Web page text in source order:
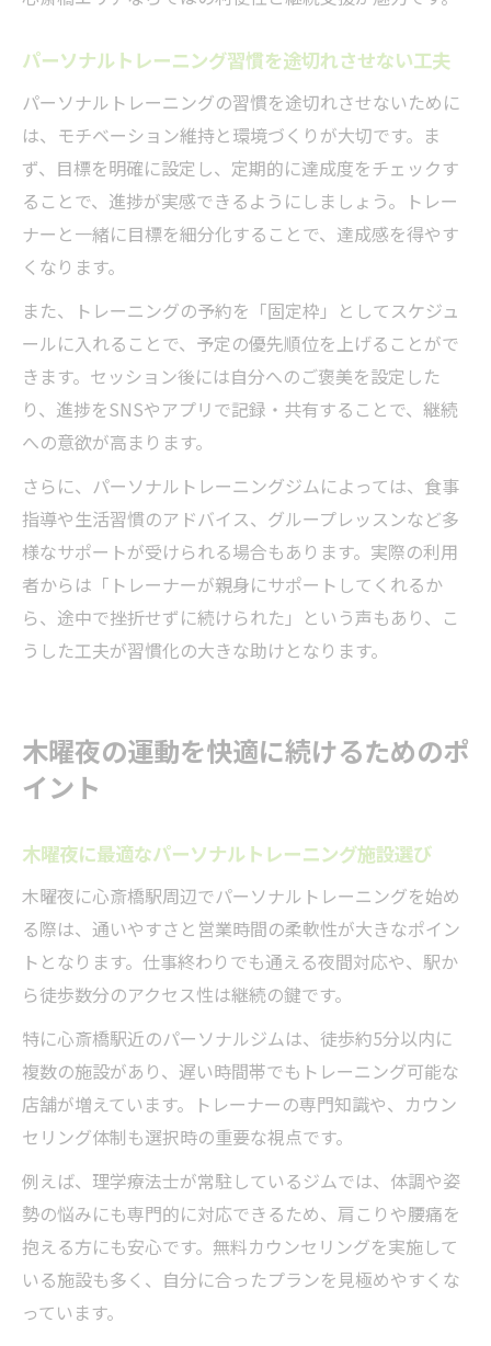
パーソナルトレーニング習慣を途切れさせない工夫
パーソナルトレーニングの習慣を途切れさせないために
は、モチベーション維持と環境づくりが大切です。ま
ず、目標を明確に設定し、定期的に達成度をチェックす
ることで、進捗が実感できるようにしましょう。トレー
ナーと一緒に目標を細分化することで、達成感を得やす
くなります。
また、トレーニングの予約を「固定枠」としてスケジュ
ールに入れることで、予定の優先順位を上げることがで
きます。セッション後には自分へのご褒美を設定した
り、進捗をSNSやアプリで記録・共有することで、継続
への意欲が高まります。
さらに、パーソナルトレーニングジムによっては、食事
指導や生活習慣のアドバイス、グループレッスンなど多
様なサポートが受けられる場合もあります。実際の利用
者からは「トレーナーが親身にサポートしてくれるか
ら、途中で挫折せずに続けられた」という声もあり、こ
うした工夫が習慣化の大きな助けとなります。
木曜夜の運動を快適に続けるためのポ
イント
木曜夜に最適なパーソナルトレーニング施設選び
木曜夜に心斎橋駅周辺でパーソナルトレーニングを始め
る際は、通いやすさと営業時間の柔軟性が大きなポイン
トとなります。仕事終わりでも通える夜間対応や、駅か
ら徒歩数分のアクセス性は継続の鍵です。
特に心斎橋駅近のパーソナルジムは、徒歩約5分以内に
複数の施設があり、遅い時間帯でもトレーニング可能な
店舗が増えています。トレーナーの専門知識や、カウン
セリング体制も選択時の重要な視点です。
例えば、理学療法士が常駐しているジムでは、体調や姿
勢の悩みにも専門的に対応できるため、肩こりや腰痛を
抱える方にも安心です。無料カウンセリングを実施して
いる施設も多く、自分に合ったプランを見極めやすくな
っています。